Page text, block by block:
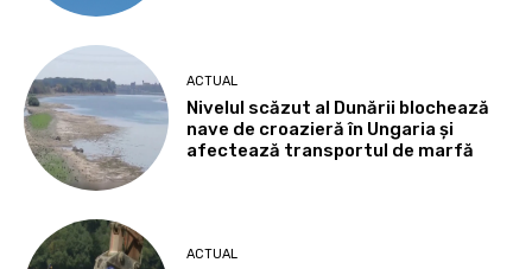
ACTUAL
Nivelul scăzut al Dunării blochează
nave de croazieră în Ungaria și
afectează transportul de marfă
ACTUAL